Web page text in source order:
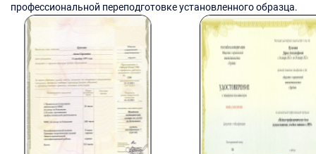
профессиональной переподготовке установленного образца.